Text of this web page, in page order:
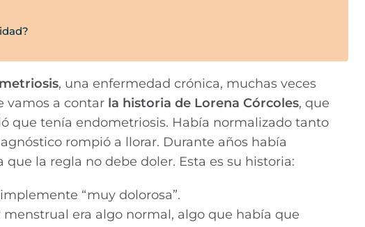
, una enfermedad crónica, muchas veces
vamos a contar la historia de Lorena Córcoles, que
que tenía endometriosis. Había normalizado tanto
rompió a llorar. Durante años había
la regla no debe doler. Esta es su historia:
“muy dolorosa”.
era algo normal, algo que había que